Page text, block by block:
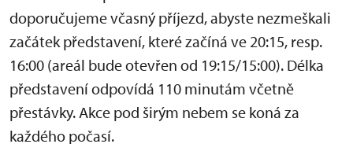
doporučujeme včasný příjezd, abyste nezmeškali
začátek představení, které začíná ve 20:15, resp.
16:00 (areál bude otevřen od 19:15/15:00). Délka
představení odpovídá 110 minutám včetně
přestávky. Akce pod širým nebem se koná za
každého počasí.